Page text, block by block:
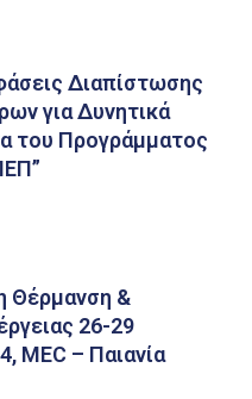
Διαπίστωσης
για Δυνητικά
του Προγράμματος
Θέρμανση &
26-29
MEC – Παιανία